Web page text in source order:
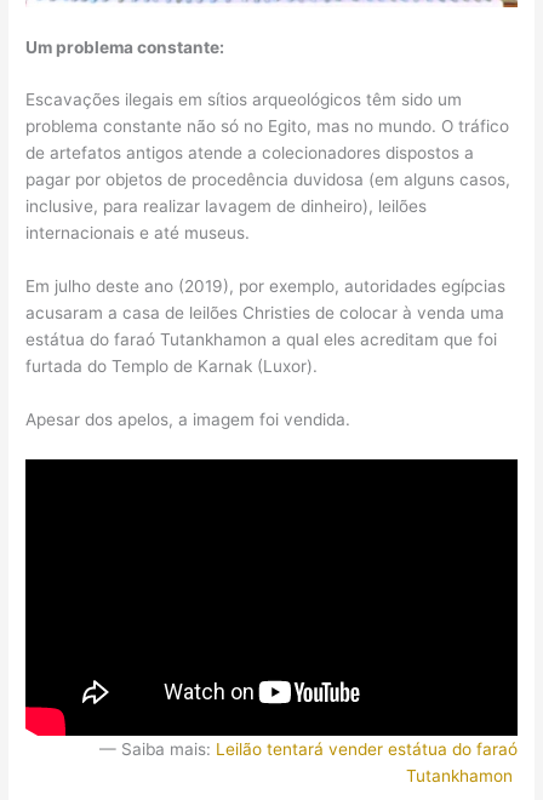
Um problema constante:
Escavações ilegais em sítios arqueológicos têm sido um
problema constante não só no Egito, mas no mundo. O tráfico
de artefatos antigos atende a colecionadores dispostos a
pagar por objetos de procedência duvidosa (em alguns casos,
inclusive, para realizar lavagem de dinheiro), leilões
internacionais e até museus.
Em julho deste ano (2019), por exemplo, autoridades egípcias
acusaram a casa de leilões Christies de colocar à venda uma
estátua do faraó Tutankhamon a qual eles acreditam que foi
furtada do Templo de Karnak (Luxor).
Apesar dos apelos, a imagem foi vendida.
— Saiba mais: Leilão tentará vender estátua do faraó
Tutankhamon